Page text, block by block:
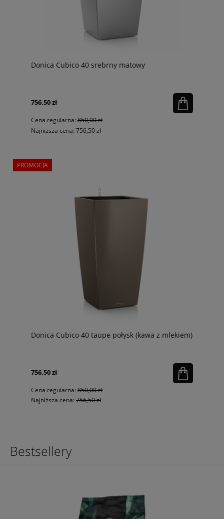
Donica Cubico 40 srebrny matowy
756,50 zł
Cena regularna: 850,00 zł
Najniższa cena: 756,50 zł
Donica Cubico 40 taupe połysk (kawa z mlekiem)
756,50 zł
Cena regularna: 850,00 zł
Najniższa cena: 756,50 zł
PROMOCJA
Bestsellery